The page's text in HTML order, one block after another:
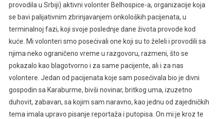
provodila u Srbiji) aktivni volonter Belhospice-a, organizacije koja
se bavi palijativnim zbrinjavanjem onkoloških pacijenata, u
terminalnoj fazi, koji svoje poslednje dane života provode kod
kuće. Mi volonteri smo posećivali one koji su to želeli i provodili sa
njima neko ograničeno vreme u razgovoru, razmeni, što se
pokazalo kao blagotvorno i za same pacijente, ali i za nas
volontere. Jedan od pacijenata koje sam posećivala bio je divni
gospodin sa Karaburme, bivši novinar, britkog uma, izuzetno
duhovit, zabavan, sa kojim sam naravno, kao jednu od zajedničkih
tema imala upravo pisanje reportaža i putopisa. On mi je kroz te